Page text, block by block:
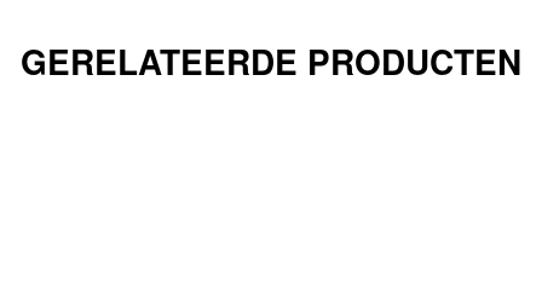
GERELATEERDE PRODUCTEN